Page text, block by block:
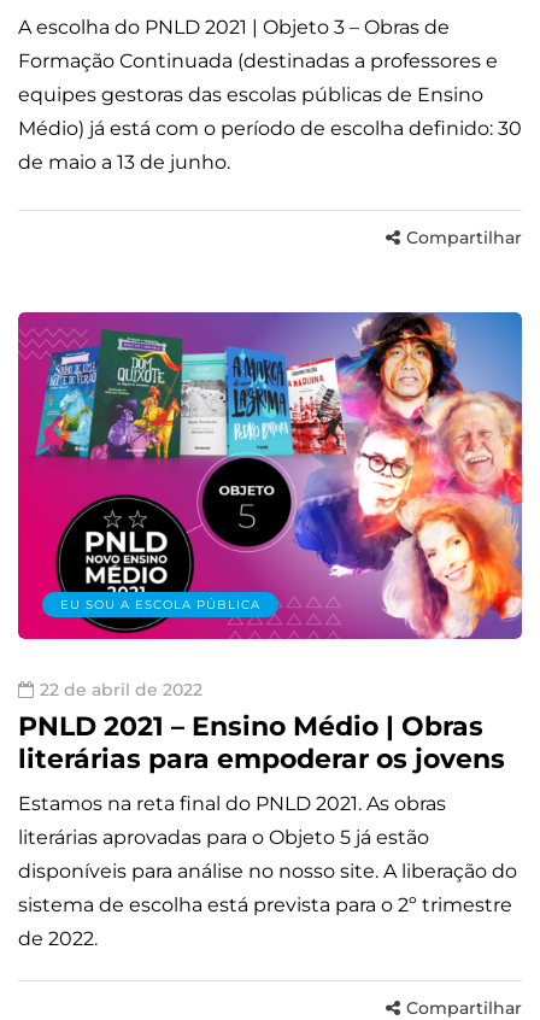
A escolha do PNLD 2021 | Objeto 3 – Obras de
Formação Continuada (destinadas a professores e
equipes gestoras das escolas públicas de Ensino
Médio) já está com o período de escolha definido: 30
de maio a 13 de junho.
Compartilhar
EU SOU A ESCOLA PÚBLICA
22 de abril de 2022
PNLD 2021 – Ensino Médio | Obras
literárias para empoderar os jovens
Estamos na reta final do PNLD 2021. As obras
literárias aprovadas para o Objeto 5 já estão
disponíveis para análise no nosso site. A liberação do
sistema de escolha está prevista para o 2º trimestre
de 2022.
Compartilhar